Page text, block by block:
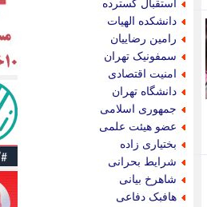
استقبال گسترده
دانشکده الهیات
رامین رضاییان
سمفونیک تهران
امنیت اقتصادی
دانشگاه تهران
جمهوری اسلامی
عضو هیئت علمی
بختیاری زاده
شرایط بحرانی
شاهرخ بیانی
هافبک دفاعی